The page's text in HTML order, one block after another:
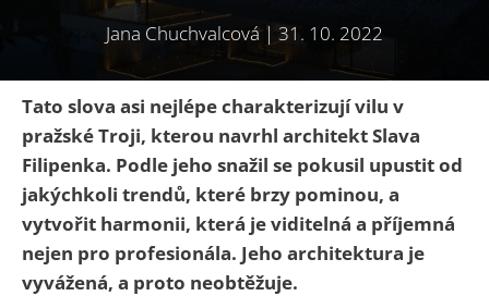
Jana Chuchvalcová | 31. 10. 2022
Tato slova asi nejlépe charakterizují vilu v
pražské Troji, kterou navrhl architekt Slava
Filipenka. Podle jeho snažil se pokusil upustit od
jakýchkoli trendů, které brzy pominou, a
vytvořit harmonii, která je viditelná a příjemná
nejen pro profesionála. Jeho architektura je
vyvážená, a proto neobtěžuje.